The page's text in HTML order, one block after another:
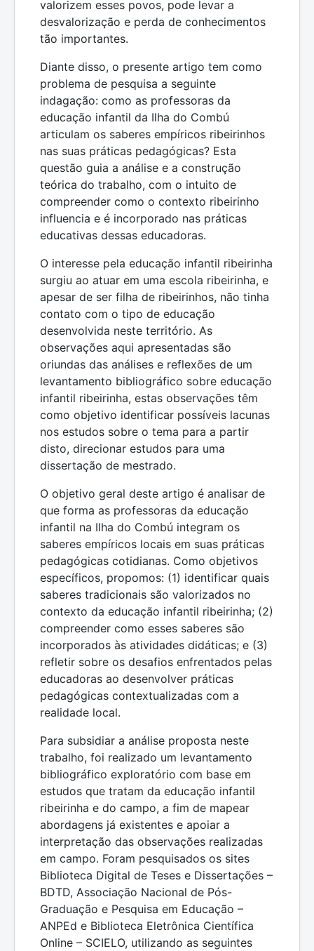
valorizem esses povos, pode levar a
desvalorização e perda de conhecimentos
tão importantes.
Diante disso, o presente artigo tem como
problema de pesquisa a seguinte
indagação: como as professoras da
educação infantil da Ilha do Combú
articulam os saberes empíricos ribeirinhos
nas suas práticas pedagógicas? Esta
questão guia a análise e a construção
teórica do trabalho, com o intuito de
compreender como o contexto ribeirinho
influencia e é incorporado nas práticas
educativas dessas educadoras.
O interesse pela educação infantil ribeirinha
surgiu ao atuar em uma escola ribeirinha, e
apesar de ser filha de ribeirinhos, não tinha
contato com o tipo de educação
desenvolvida neste território. As
observações aqui apresentadas são
oriundas das análises e reflexões de um
levantamento bibliográfico sobre educação
infantil ribeirinha, estas observações têm
como objetivo identificar possíveis lacunas
nos estudos sobre o tema para a partir
disto, direcionar estudos para uma
dissertação de mestrado.
O objetivo geral deste artigo é analisar de
que forma as professoras da educação
infantil na Ilha do Combú integram os
saberes empíricos locais em suas práticas
pedagógicas cotidianas. Como objetivos
específicos, propomos: (1) identificar quais
saberes tradicionais são valorizados no
contexto da educação infantil ribeirinha; (2)
compreender como esses saberes são
incorporados às atividades didáticas; e (3)
refletir sobre os desafios enfrentados pelas
educadoras ao desenvolver práticas
pedagógicas contextualizadas com a
realidade local.
Para subsidiar a análise proposta neste
trabalho, foi realizado um levantamento
bibliográfico exploratório com base em
estudos que tratam da educação infantil
ribeirinha e do campo, a fim de mapear
abordagens já existentes e apoiar a
interpretação das observações realizadas
em campo. Foram pesquisados os sites
Biblioteca Digital de Teses e Dissertações –
BDTD, Associação Nacional de Pós-
Graduação e Pesquisa em Educação –
ANPEd e Biblioteca Eletrônica Científica
Online – SCIELO, utilizando as seguintes